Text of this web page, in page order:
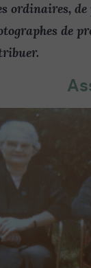
ordinaires,
de